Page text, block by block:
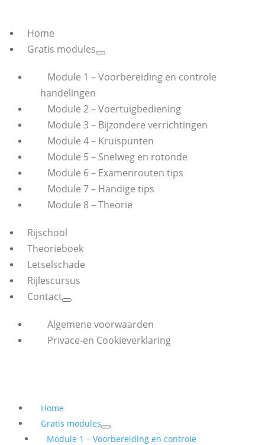
Home
Gratis modules
Module 1 – Voorbereiding en controle
handelingen
Module 2 – Voertuigbediening
Module 3 – Bijzondere verrichtingen
Module 4 – Kruispunten
Module 5 – Snelweg en rotonde
Module 6 – Examenrouten tips
Module 7 – Handige tips
Module 8 – Theorie
Rijschool
Theorieboek
Letselschade
Rijlescursus
Contact
Algemene voorwaarden
Privace-en Cookieverklaring
Home
Gratis modules
Module 1 – Voorbereiding en controle